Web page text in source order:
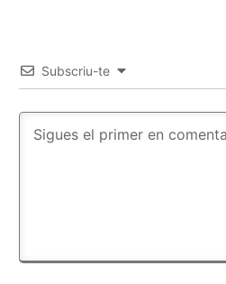
Subscriu-te